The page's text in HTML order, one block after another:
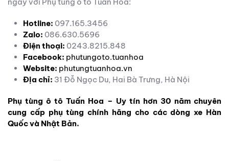
Hotline: 097.165.3456
Zalo: 086.630.5696
Điện thoại: 0243.8215.848
Facebook: phutungoto.tuanhoa
Website: phutungtuanhoa.vn
Địa chỉ: 31 Đỗ Ngọc Du, Hai Bà Trưng, Hà Nội
Phụ tùng ô tô Tuấn Hoa – Uy tín hơn 30 năm chuyên
cung cấp phụ tùng chính hãng cho các dòng xe Hàn
Quốc và Nhật Bản.